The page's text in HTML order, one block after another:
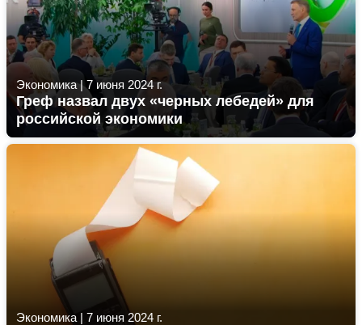
Экономика|7 июня 2024 г.
Греф назвал двух «черных лебедей» для
российской экономики
Экономика | 7 июня 2024 г.